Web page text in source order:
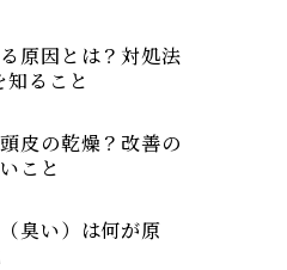
原因とは？対処法
ること
皮の乾燥？改善の
こと
臭い）は何が原